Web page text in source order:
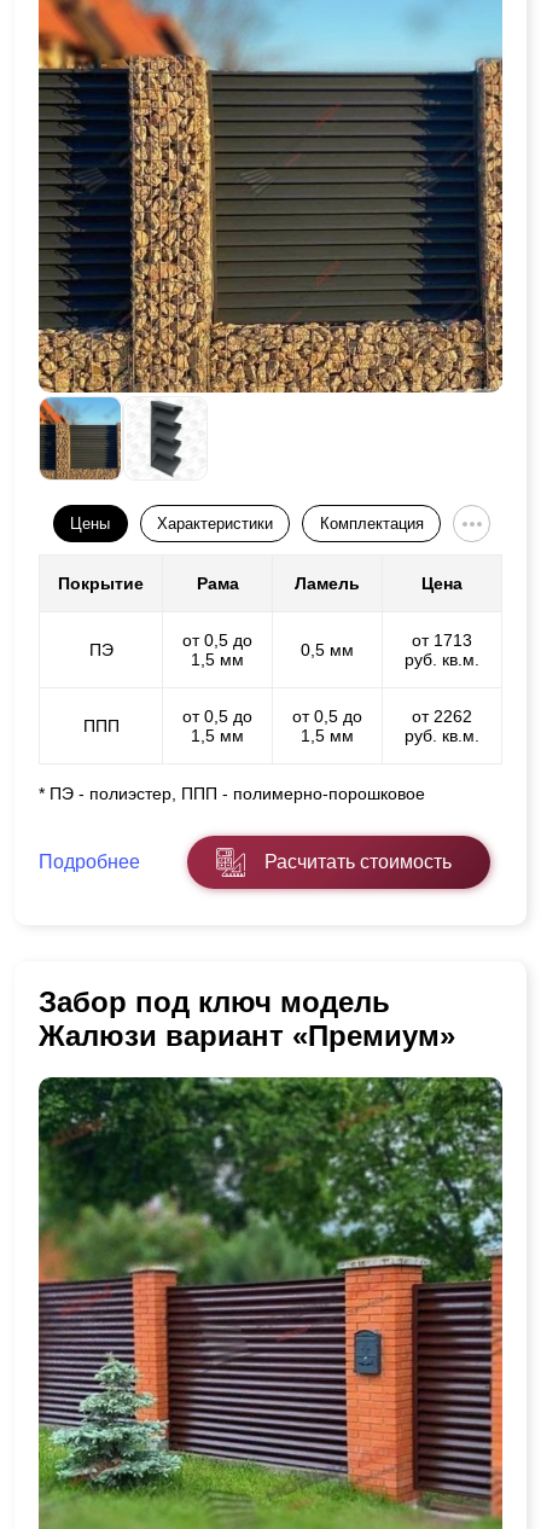
Цены Характеристики Комплектация
Покрытие Рама Ламель Цена
ПЭ
от 0,5 до
1,5 мм
0,5 мм
от 1713
руб. кв.м.
ППП
от 0,5 до
1,5 мм
от 0,5 до
1,5 мм
от 2262
руб. кв.м.
* ПЭ - полиэстер, ППП - полимерно-порошковое
Подробнее Расчитать стоимость
Забор под ключ модель
Жалюзи вариант «Премиум»